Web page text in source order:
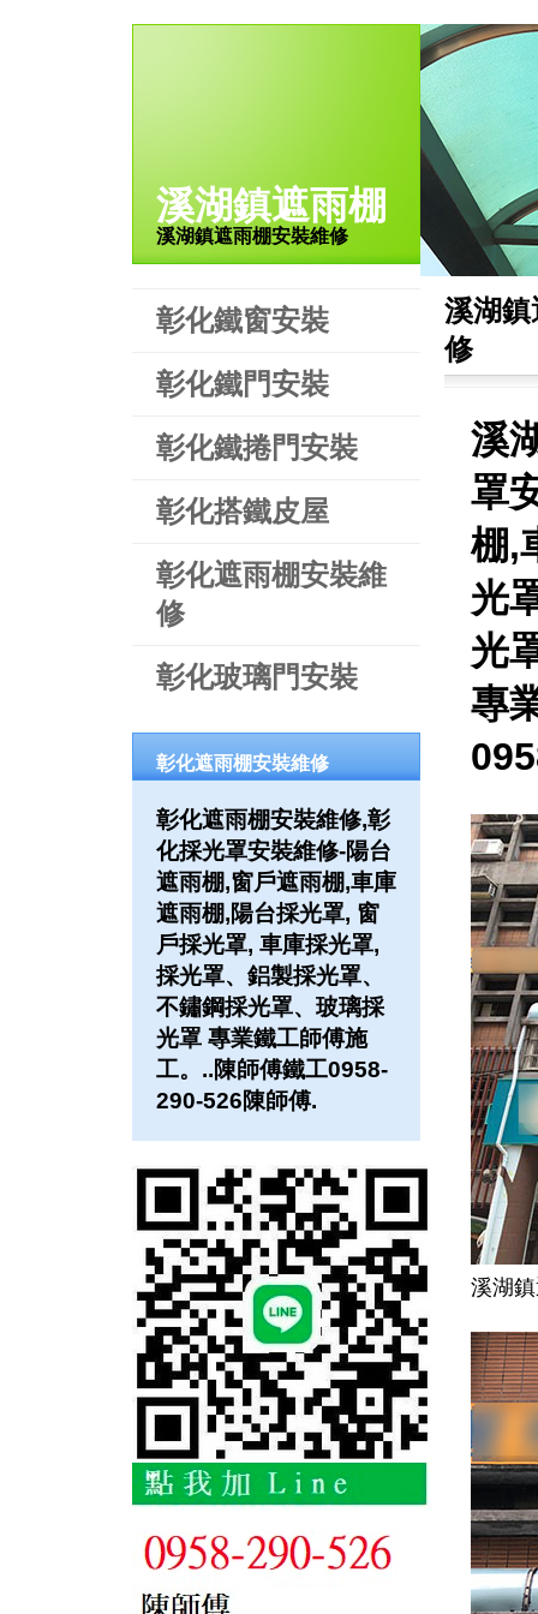
溪湖鎮遮雨棚
溪湖鎮遮雨棚安裝維修
彰化鐵窗安裝
彰化鐵門安裝
彰化鐵捲門安裝
彰化搭鐵皮屋
彰化遮雨棚安裝維
修
彰化玻璃門安裝
彰化遮雨棚安裝維修
彰化遮雨棚安裝維修,彰
化採光罩安裝維修-陽台
遮雨棚,窗戶遮雨棚,車庫
遮雨棚,陽台採光罩, 窗
戶採光罩, 車庫採光罩,
採光罩、鋁製採光罩、
不鏽鋼採光罩、玻璃採
光罩 專業鐵工師傅施
工。..陳師傅鐵工0958-
290-526陳師傅.
溪湖
修
溪
罩
棚,
光
光
專
溪湖